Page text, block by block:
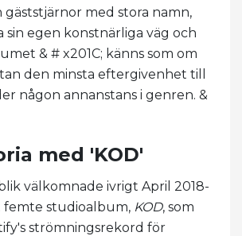
gäststjärnor med stora namn,
sin egen konstnärliga väg och
& # x201C; känns som om
den minsta eftergivenhet till
någon annanstans i genren. &
med 'KOD'
välkomnade ivrigt April 2018-
femte studioalbum, KOD, som
strömningsrekord för